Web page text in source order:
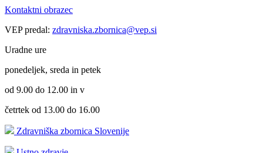
Kontaktni obrazec
VEP predal: zdravniska.zbornica@vep.si
Uradne ure
ponedeljek, sreda in petek
od 9.00 do 12.00 in v
četrtek od 13.00 do 16.00
Zdravniška zbornica Slovenije